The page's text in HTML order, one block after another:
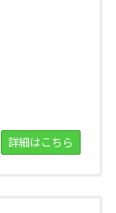
詳細はこちら